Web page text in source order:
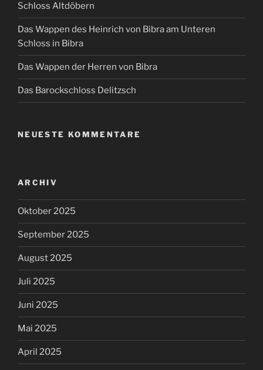
Schloss Altdöbern
Das Wappen des Heinrich von Bibra am Unteren
Schloss in Bibra
Das Wappen der Herren von Bibra
Das Barockschloss Delitzsch
NEUESTE KOMMENTARE
ARCHIV
Oktober 2025
September 2025
August 2025
Juli 2025
Juni 2025
Mai 2025
April 2025